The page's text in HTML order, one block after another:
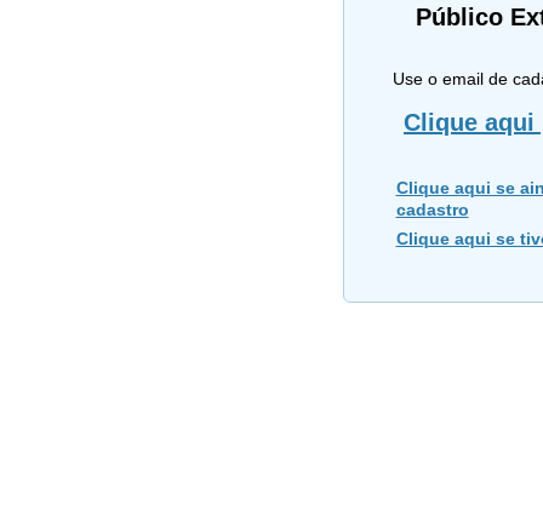
Público
Use o email de
Clique aqui
Clique aqui se
cadastro
Clique aqui se